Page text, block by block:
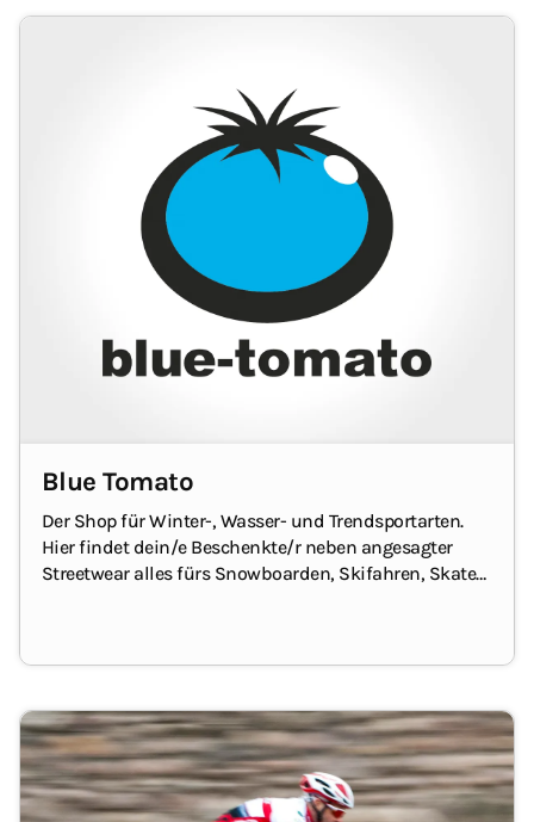
Blue Tomato
Der Shop für Winter-, Wasser- und Trendsportarten.
Hier findet dein/e Beschenkte/r neben angesagter
Streetwear alles fürs Snowboarden, Skifahren, Skaten